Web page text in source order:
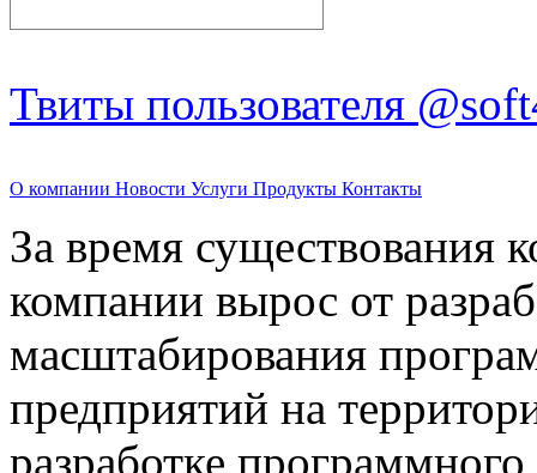
Твиты пользователя
О компании Новости Услуги Продукты Контакты
За время существования
компании вырос от
масштабирования
предприятий на
разработке